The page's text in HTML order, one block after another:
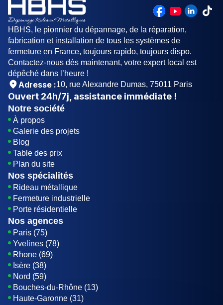
Évitez également de forcer la porte lors de son
ouverture ou de sa fermeture.
HBHS, le pionnier du dépannage, de la réparation,
fabrication et installation de tous les systèmes de
fermeture en France, toujours rapido, toujours dispo.
Contactez-nous dès maintenant, votre expert local est
dépêché dans l’heure !
Adresse :10, rue Alexandre Dumas, 75011 Paris
Ouvert 24h/7j , assistance immédiate !
Notre société
À propos
Galerie des projets
Blog
Table des prix
Plan du site
Nos spécialités
Rideau métallique
Fermeture industrielle
Porte résidentielle
Nos agences
Paris (75)
Yvelines (78)
Rhone (69)
Isère (38)
Nord (59)
Bouches-du-Rhône (13)
Haute-Garonne (31)